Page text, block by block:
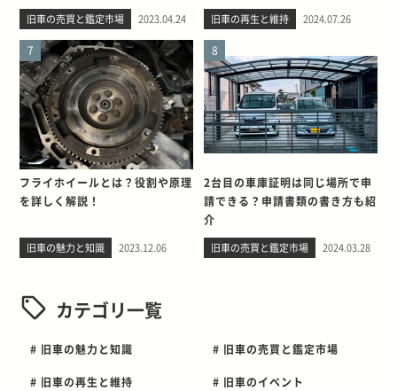
旧車の売買と鑑定市場 2023.04.24 旧車の再生と維持 2024.07.26
7
フライホイールとは？役割や原理
を詳しく解説！
旧車の魅力と知識 2023.12.06
8
2台目の車庫証明は同じ場所で申
請できる？申請書類の書き方も紹
介
旧車の売買と鑑定市場 2024.03.28
カテゴリ一覧
# 旧車の魅力と知識 # 旧車の売買と鑑定市場
# 旧車の再生と維持 # 旧車のイベント